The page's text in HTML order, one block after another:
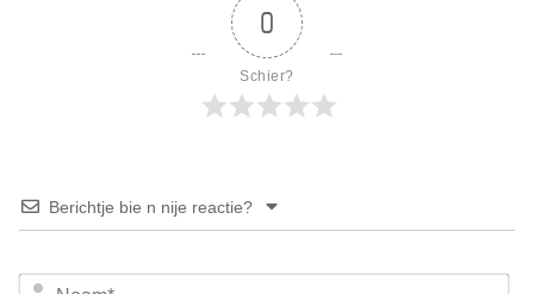
0
Schier?
Berichtje bie n nije reactie?